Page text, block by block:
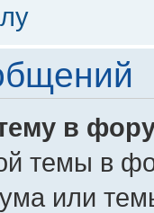
в
темы в
или